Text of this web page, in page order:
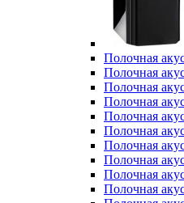
Полочная
Полочная
Полочная
Полочная
Полочная
Полочная
Полочная
Полочная
Полочная
Полочная